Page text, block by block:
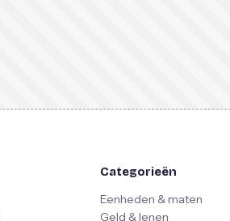
Categorieën
Eenheden & maten
Geld & lenen